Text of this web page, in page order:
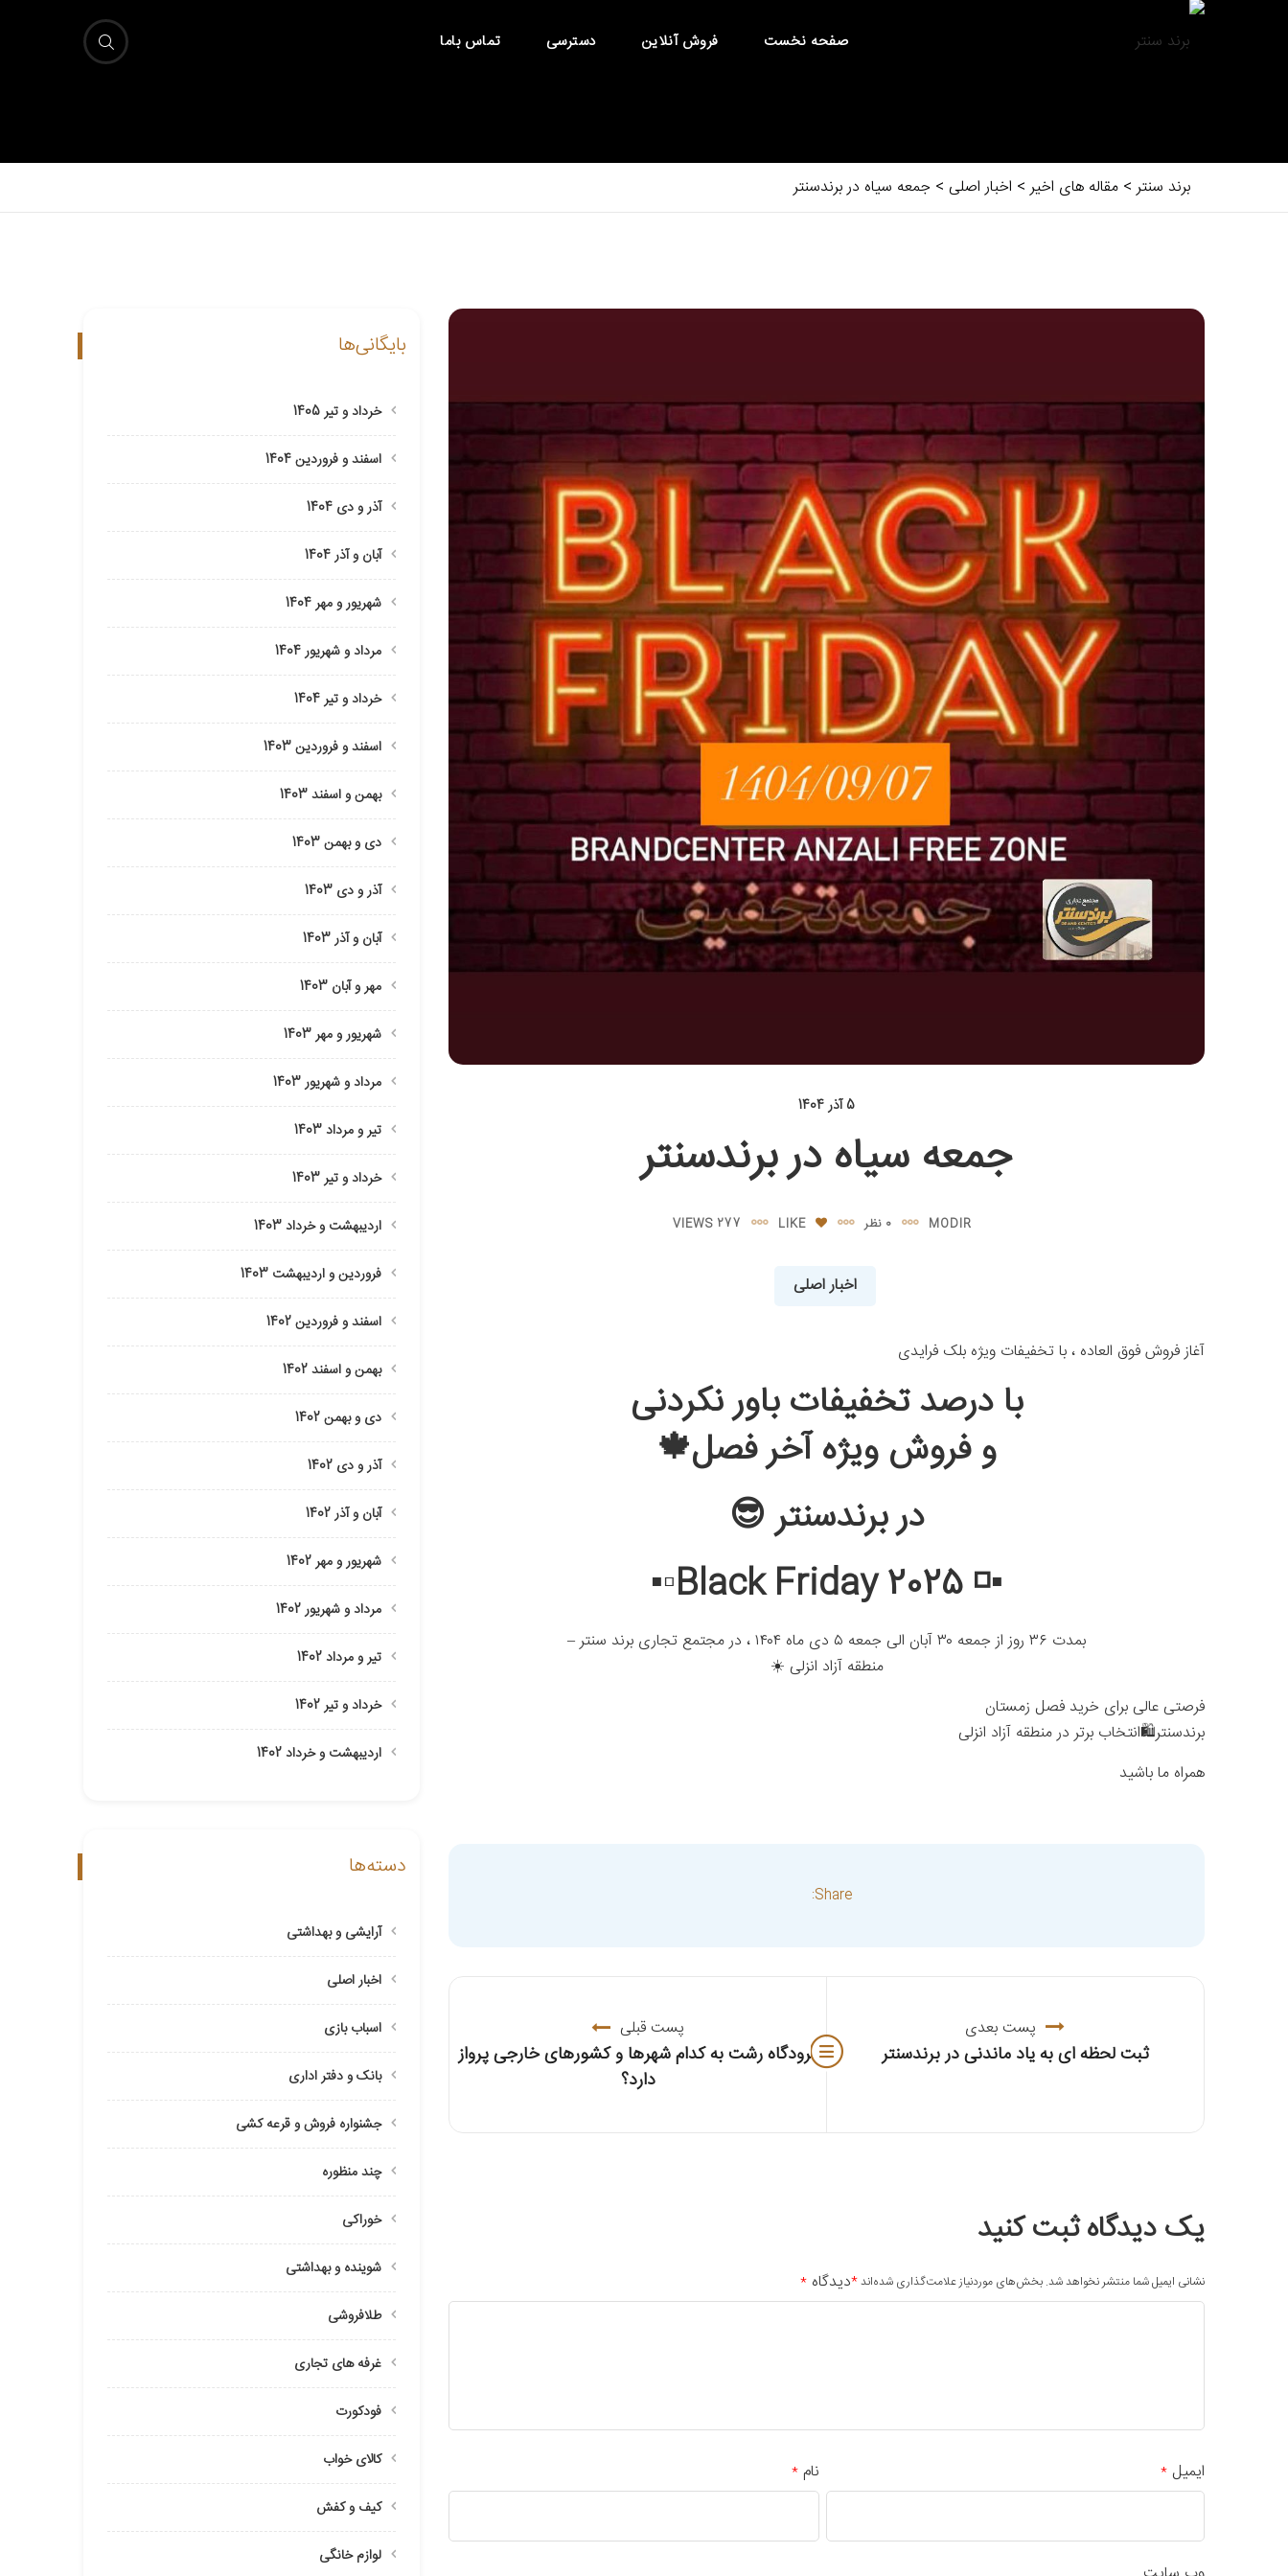
صفحه نخست فروش آنلاین دسترسی تماس باما
برند سنتر> مقاله های اخیر> اخبار اصلی > جمعه سیاه در برندسنتر
5 آذر 1404
جمعه سیاه در برندسنتر
MODIR 0 نظر LIKE
277 VIEWS
اخبار اصلی
آغاز فروش فوق العاده ، با تخفیفات ویژه بلک فرایدی
با درصد تخفیفات باور نکردنی
و فروش ویژه آخر فصل🍁
در برندسنتر 😎
▪️◽️ Black Friday 2025▫️▪️
بمدت ۳۶ روز از جمعه ۳۰ آبان الی جمعه ۵ دی ماه ۱۴۰۴ ، در مجتمع تجاری برند سنتر –
منطقه آزاد انزلی ☀️
فرصتی عالی برای خرید فصل زمستان
برندسنتر🛍️انتخاب برتر در منطقه آزاد انزلی
همراه ما باشید
Share:
پست قبلی
فرودگاه رشت به کدام شهرها و کشورهای خارجی پرواز
دارد؟
پست بعدی
ثبت لحظه ای به یاد ماندنی در برندسنتر
یک دیدگاه ثبت کنید
نشانی ایمیل شما منتشر نخواهد شد. بخش‌های موردنیاز علامت‌گذاری شده‌اند*دیدگاه *
نام* ایمیل*
بایگانی‌ها
خرداد و تیر 1405
اسفند و فروردین 1404
آذر و دی 1404
آبان و آذر 1404
شهریور و مهر 1404
مرداد و شهریور 1404
خرداد و تیر 1404
اسفند و فروردین 1403
بهمن و اسفند 1403
دی و بهمن 1403
آذر و دی 1403
آبان و آذر 1403
مهر و آبان 1403
شهریور و مهر 1403
مرداد و شهریور 1403
تیر و مرداد 1403
خرداد و تیر 1403
اردیبهشت و خرداد 1403
فروردین و اردیبهشت 1403
اسفند و فروردین 1402
بهمن و اسفند 1402
دی و بهمن 1402
آذر و دی 1402
آبان و آذر 1402
شهریور و مهر 1402
مرداد و شهریور 1402
تیر و مرداد 1402
خرداد و تیر 1402
اردیبهشت و خرداد 1402
دسته‌ها
آرایشی و بهداشتی
اخبار اصلی
اسباب بازی
بانک و دفتر اداری
جشنواره فروش و قرعه کشی
چند منظوره
خوراکی
شوینده و بهداشتی
طلافروشی
غرفه های تجاری
فودکورت
کالای خواب
کیف و کفش
لوازم خانگی